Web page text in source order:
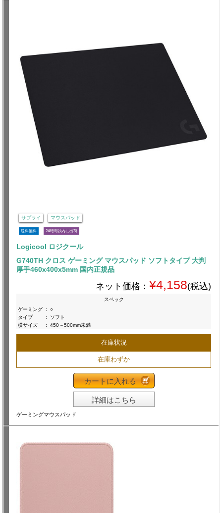
サプライ マウスパッド
送料無料 24時間以内に出荷
Logicool ロジクール
G740TH クロス ゲーミング マウスパッド ソフトタイプ 大判
厚手460x400x5mm 国内正規品
ネット価格： ¥4,158(税込)
スペック
ゲーミング :
○
タイプ
:
ソフト
横サイズ
: 450～500mm未満
在庫状況
在庫わずか
カートに入れる
詳細はこちら
ゲーミングマウスパッド